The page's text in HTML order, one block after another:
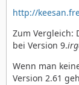
http://
Zum Vergleich:
bei Version 9.
Wenn man
Version 2.61